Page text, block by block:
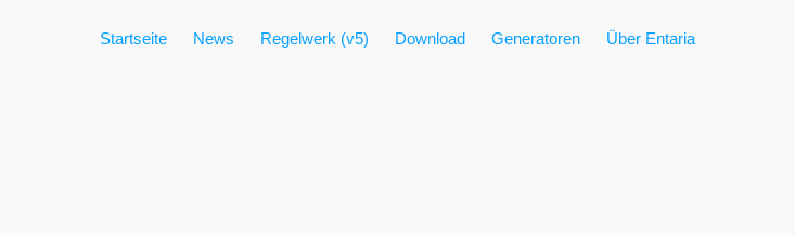
Startseite News Regelwerk (v5) Download Generatoren Über Entaria